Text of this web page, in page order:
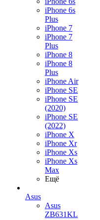
iPhone 6s
Plus
iPhone 7
iPhone 7
Plus
iPhone 8
iPhone 8
Plus
iPhone Air
iPhone SE
iPhone SE
(2020)
iPhone SE
(2022)
iPhone X
iPhone Xr
iPhone Xs
iPhone Xs
Max
Ещё
Asus
Asus
ZB631KL